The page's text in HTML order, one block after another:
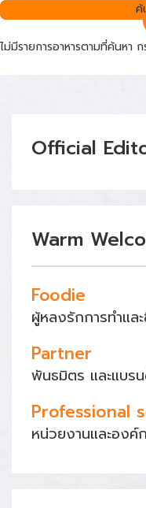
ไม่มีรายการอาหารตามที่ค้นหา
ค้
Official
Warm
Foodie
ผู้หลงรักการทำแล
Partner
พันธมิตร และแบร
Professional
หน่วยงานและองค์